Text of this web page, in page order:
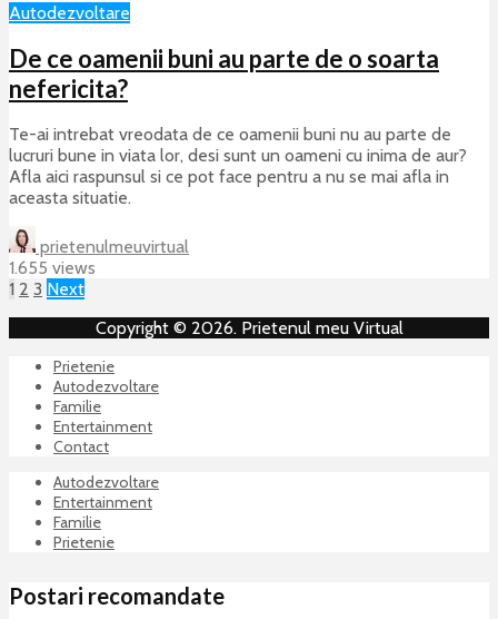
Autodezvoltare
De ce oamenii buni au parte de o soarta
nefericita?
Te-ai intrebat vreodata de ce oamenii buni nu au parte de
lucruri bune in viata lor, desi sunt un oameni cu inima de aur?
Afla aici raspunsul si ce pot face pentru a nu se mai afla in
aceasta situatie.
prietenulmeuvirtual
1.655 views
1 2 3 Next
Copyright © 2026. Prietenul meu Virtual
Prietenie
Autodezvoltare
Familie
Entertainment
Contact
Autodezvoltare
Entertainment
Familie
Prietenie
Postari recomandate